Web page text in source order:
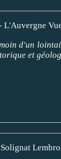
d'un
et